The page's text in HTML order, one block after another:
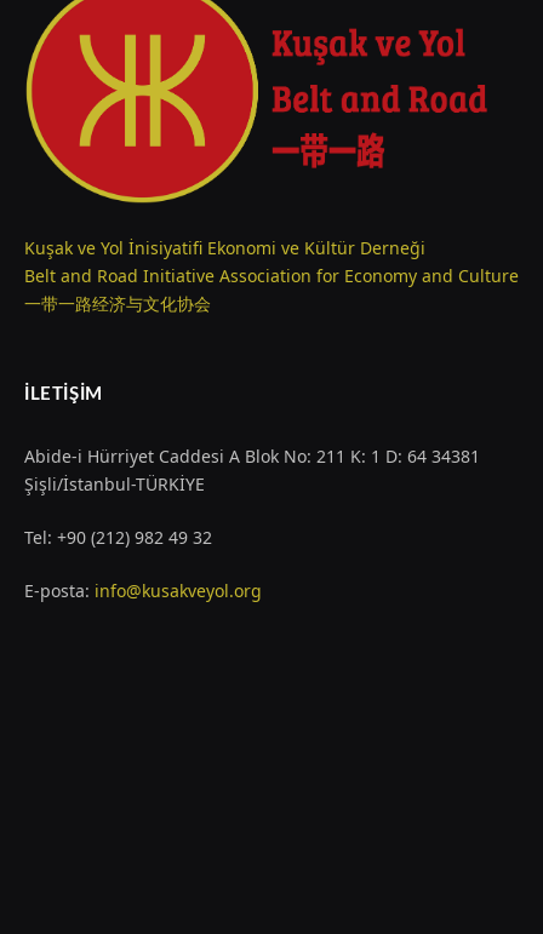
Kuşak ve Yol İnisiyatifi Ekonomi ve Kültür Derneği
Belt and Road Initiative Association for Economy and Culture
一带一路经济与文化协会
İLETIŞIM
Abide-i Hürriyet Caddesi A Blok No: 211 K: 1 D: 64 34381
Şişli/İstanbul-TÜRKİYE
Tel: +90 (212) 982 49 32
E-posta: info@kusakveyol.org